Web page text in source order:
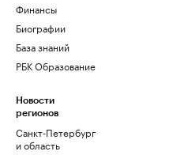
Финансы
Биографии
База знаний
РБК Образование
Новости
регионов
Санкт-Петербург
и область